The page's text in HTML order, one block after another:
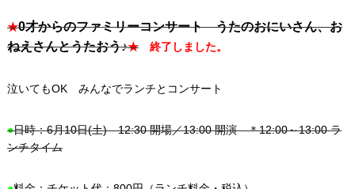
★0才からのファミリーコンサート うたのおにいさん、お
ねえさんとうたおう♪★終了しました。
泣いてもOK みんなでランチとコンサート
●日時：6月10日(土) 12:30 開場／13:00 開演 ＊12:00～13:00 ラ
ンチタイム